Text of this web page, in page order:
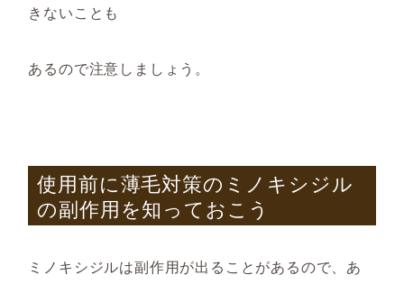
きないことも
あるので注意しましょう。
使用前に薄毛対策のミノキシジル
の副作用を知っておこう
ミノキシジルは副作用が出ることがあるので、あ